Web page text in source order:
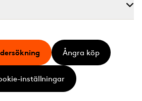
Ångra köp
inställningar